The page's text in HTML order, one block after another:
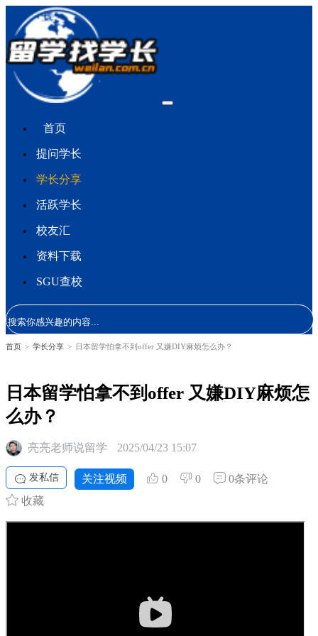
首页
提问学长
学长分享
活跃学长
校友汇
资料下载
SGU查校
首页 > 学长分享 > 日本留学怕拿不到offer 又嫌DIY麻烦怎么办？
日本留学怕拿不到offer 又嫌DIY麻烦怎
么办？
亮亮老师说留学 2025/04/23 15:07
发私信 关注视频 0 0
0条评论
收藏